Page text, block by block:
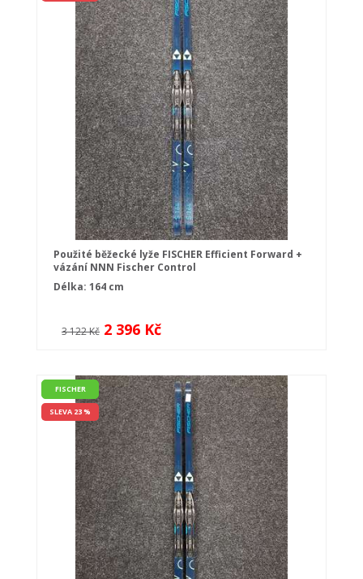
Použité běžecké lyže FISCHER Efficient Forward +
vázání NNN Fischer Control
Délka: 164 cm
3 122 Kč 2 396 Kč
FISCHER
SLEVA 23 %